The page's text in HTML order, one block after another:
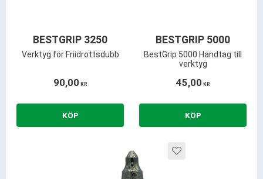
BESTGRIP 3250
Verktyg för Friidrottsdubb
90,00 KR
KÖP
BESTGRIP 5000
BestGrip 5000 Handtag till
verktyg
45,00 KR
KÖP
Lägg till i favoriter